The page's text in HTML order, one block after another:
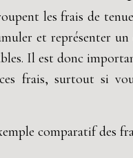
les frais de
et représenter
Il est donc
frais, surtout si
comparatif des